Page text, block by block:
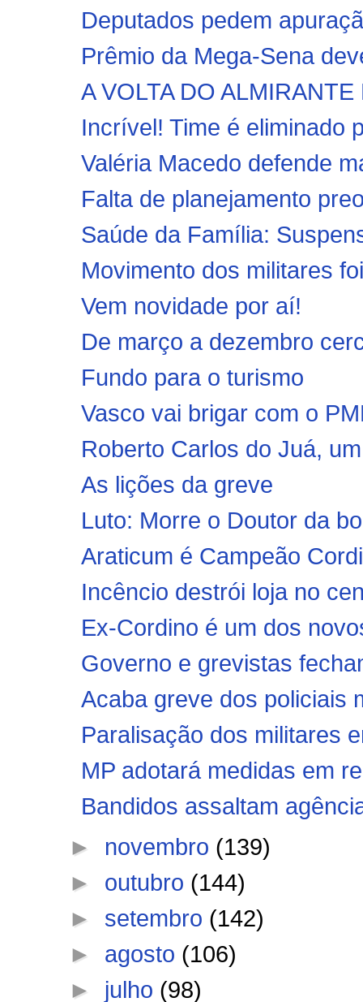
Deputados pedem
Prêmio da Mega-Sena
A VOLTA DO
Incrível! Time é eliminado
Valéria Macedo defende
Falta de planejamento
Saúde da Família:
Movimento dos militares
Vem novidade por aí!
De março a dezembro
Fundo para o turismo
Vasco vai brigar com o
Roberto Carlos do Juá,
As lições da greve
Luto: Morre o Doutor da
Araticum é Campeão
Incêncio destrói loja no
Ex-Cordino é um dos
Governo e grevistas
Acaba greve dos policiais
Paralisação dos militares
MP adotará medidas em
Bandidos assaltam
► novembro (139)
► outubro (144)
► setembro (142)
► agosto (106)
► julho (98)